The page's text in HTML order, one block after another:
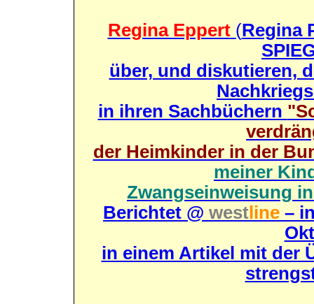
Regina Eppert (Regina
über, und diskutieren,
in ihren Sachbüchern
der Heimkinder in der
meiner
Zwangseinweisung
Berichtet @ west line –
in einem Artikel mit der